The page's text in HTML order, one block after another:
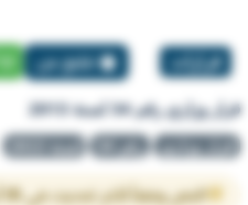
قرارات تبليغ عن
قرار وزاري رقم 34 لسنة 2013
قرار وزاري رقم 34 لسنة 2013
النص وفقاً لآخر تحديث في 05 أغسطس 2026